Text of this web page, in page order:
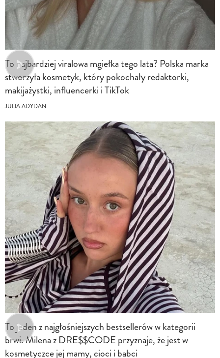
To najbardziej viralowa mgiełka tego lata? Polska marka
stworzyła kosmetyk, który pokochały redaktorki,
makijażystki, influencerki i TikTok
JULIA ADYDAN
To jeden z najgłośniejszych bestsellerów w kategorii
brwi. Milena z DRE$$CODE przyznaje, że jest w
kosmetyczce jej mamy, cioci i babci